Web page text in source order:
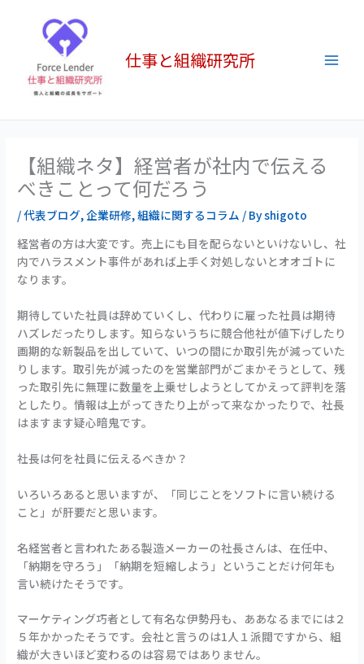
プ
仕事と組織研究所
【組織ネタ】経営者が社内で伝える
べきことって何だろう
/代表ブログ,企業研修,組織に関するコラム / Byshigoto
経営者の方は大変です。売上にも目を配らないといけないし、社
内でハラスメント事件があれば上手く対処しないとオオゴトに
なります。
期待していた社員は辞めていくし、代わりに雇った社員は期待
ハズレだったりします。知らないうちに競合他社が値下げしたり
画期的な新製品を出していて、いつの間にか取引先が減っていた
りします。取引先が減ったのを営業部門がごまかそうとして、残
った取引先に無理に数量を上乗せしようとしてかえって評判を落
としたり。情報は上がってきたり上がって来なかったりで、社長
はますます疑心暗鬼です。
社長は何を社員に伝えるべきか？
いろいろあると思いますが、「同じことをソフトに言い続ける
こと」が肝要だと思います。
名経営者と言われたある製造メーカーの社長さんは、在任中、
「納期を守ろう」「納期を短縮しよう」ということだけ何年も
言い続けたそうです。
マーケティング巧者として有名な伊勢丹も、ああなるまでには２
５年かかったそうです。会社と言うのは1人１派閥ですから、組
織が大きいほど変わるのは容易ではありません。